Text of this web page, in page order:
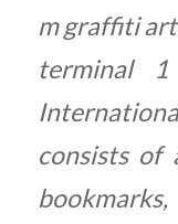
m graffiti
terminal
consists of